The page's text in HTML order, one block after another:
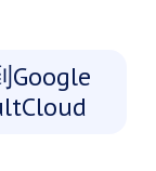
Google